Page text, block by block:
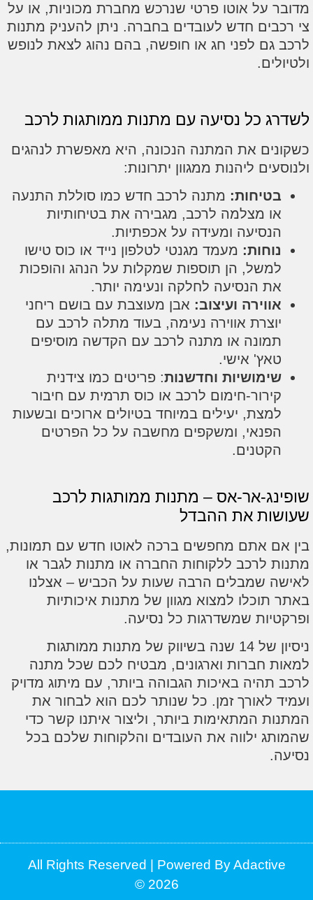
על אוטו פרטי שנרכש מחברת מכוניות, או על
חדש לעובדים בחברה. ניתן להעניק מתנות
לפני חג או חופשה, בהם נהוג לצאת לנופש
כל נסיעה עם מתנות ממותגות לרכב
את המתנה הנכונה, היא מאפשרת לנהגים
ליהנות ממגוון יתרונות:
מתנה לרכב חדש כמו סוללת התנעה
מצלמה לרכב, מגבירה את בטיחותיות
ומעידה על אכפתיות.
מעמד מגנטי לטלפון נייד או כוס טישו
הן תוספות שמקלות על הנהג והופכות
הנסיעה לחלקה ונעימה יותר.
ועיצוב:אבן מעוצבת עם בושם ריחני
אווירה נעימה, בעוד מתלה לרכב עם
או מתנה לרכב עם הקדשה מוסיפים
אישי.
וחדשנות: פריטים כמו צידנית
חימום לרכב או כוס תרמית עם חיבור
יעילים במיוחד בטיולים ארוכים ובשעות
ומשקפים מחשבה על כל הפרטים
אר-אס – מתנות ממותגות לרכב
את ההבדל
אתם מחפשים ברכה לאוטו חדש עם תמונות,
לרכב ללקוחות החברה או מתנות לגבר או
שמבלים הרבה שעות על הכביש – אצלנו
למצוא מגוון של מתנות איכותיות
שמשדרגות כל נסיעה.
ניסיון של 14 שנה בשיווק של מתנות ממותגות
חברות וארגונים, מבטיח לכם שכל מתנה
באיכות הגבוהה ביותר, עם מיתוג מדויק
לאורך זמן. כל שנותר לכם הוא לבחור את
המתאימות ביותר, וליצור איתנו קשר כדי
ילווה את העובדים והלקוחות שלכם בכל
All Rights Reserved | Powered By